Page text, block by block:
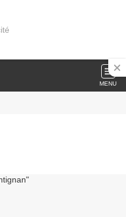
MENU